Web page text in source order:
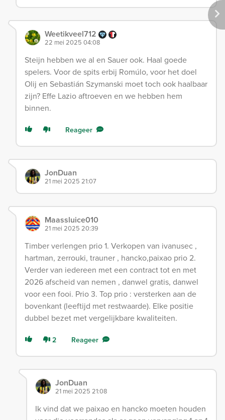
Weetikveel712
22 mei 2025 04:08
Steijn hebben we al en Sauer ook. Haal goede
spelers. Voor de spits erbij Romúlo, voor het doel
Olij en Sebastián Szymanski moet toch ook haalbaar
zijn? Effe Lazio aftroeven en we hebben hem
binnen.
Reageer
JonDuan
21 mei 2025 21:07
Maassluice010
21 mei 2025 20:39
Timber verlengen prio 1. Verkopen van ivanusec ,
hartman, zerrouki, trauner , hancko,paixao prio 2.
Verder van iedereen met een contract tot en met
2026 afscheid van nemen , danwel gratis, danwel
voor een fooi. Prio 3. Top prio : versterken aan de
bovenkant (leeftijd met restwaarde). Elke positie
dubbel bezet met vergelijkbare kwaliteiten.
2 Reageer
JonDuan
21 mei 2025 21:08
Ik vind dat we paixao en hancko moeten houden